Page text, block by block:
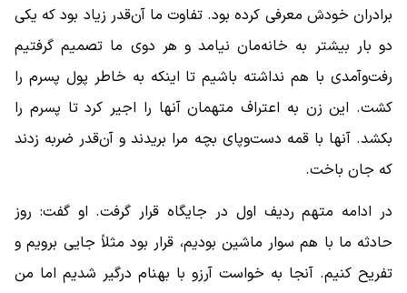
برادران خودش معرفی کرده‌ بود. تفاوت ما آن‌قدر زیاد بود که یکی
دو بار بیشتر به خانه‌مان نیامد و هر دوی ما تصمیم گرفتیم
رفت‌و‌آمدی با هم نداشته باشیم تا اینکه به خاطر پول پسرم را
کشت. این زن به اعتراف متهمان آنها را اجیر کرد تا پسرم را
بکشد. آنها با قمه دست‌و‌پای بچه مرا بریدند و آن‌قدر ضربه زدند
که جان باخت.
در ادامه متهم ردیف اول در جایگاه قرار گرفت. او گفت: روز
حادثه ما با هم سوار ماشین بودیم، قرار بود مثلاً جایی برویم و
تفریح کنیم. آنجا به خواست آرزو با بهنام درگیر شدیم اما من